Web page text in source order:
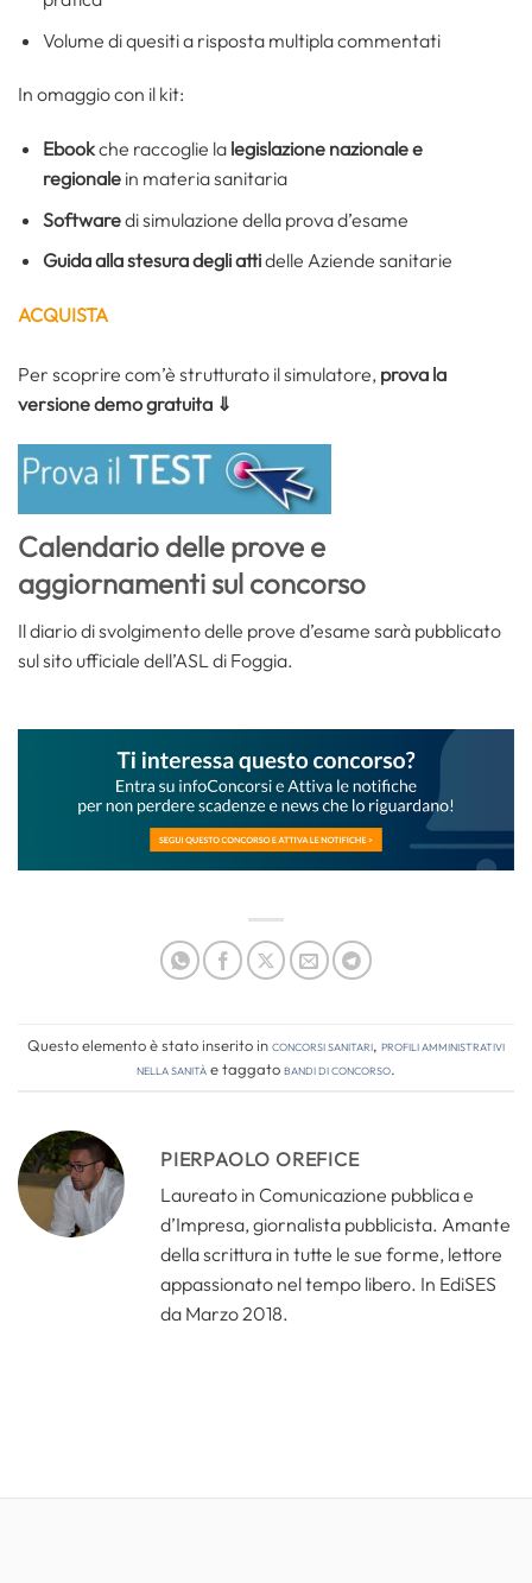
Volume di quesiti a risposta multipla commentati
In omaggio con il kit:
Ebookche raccoglie la legislazione nazionale e
regionale in materia sanitaria
Softwaredi simulazione della prova d’esame
Guida alla stesura degli attidelle Aziende sanitarie
ACQUISTA
Per scoprire com’è strutturato il simulatore, prova la
versione demo gratuita ⇓
Calendario delle prove e
aggiornamenti sul concorso
Il diario di svolgimento delle prove d’esame sarà pubblicato
sul sito ufficiale dell’ASL di Foggia.
Questo elemento è stato inserito inConcorsi Sanitari, Profili amministrativi
nella sanitàe taggatobandi di concorso.
PIERPAOLO OREFICE
Laureato in Comunicazione pubblica e
d’Impresa, giornalista pubblicista. Amante
della scrittura in tutte le sue forme, lettore
appassionato nel tempo libero. In EdiSES
da Marzo 2018.